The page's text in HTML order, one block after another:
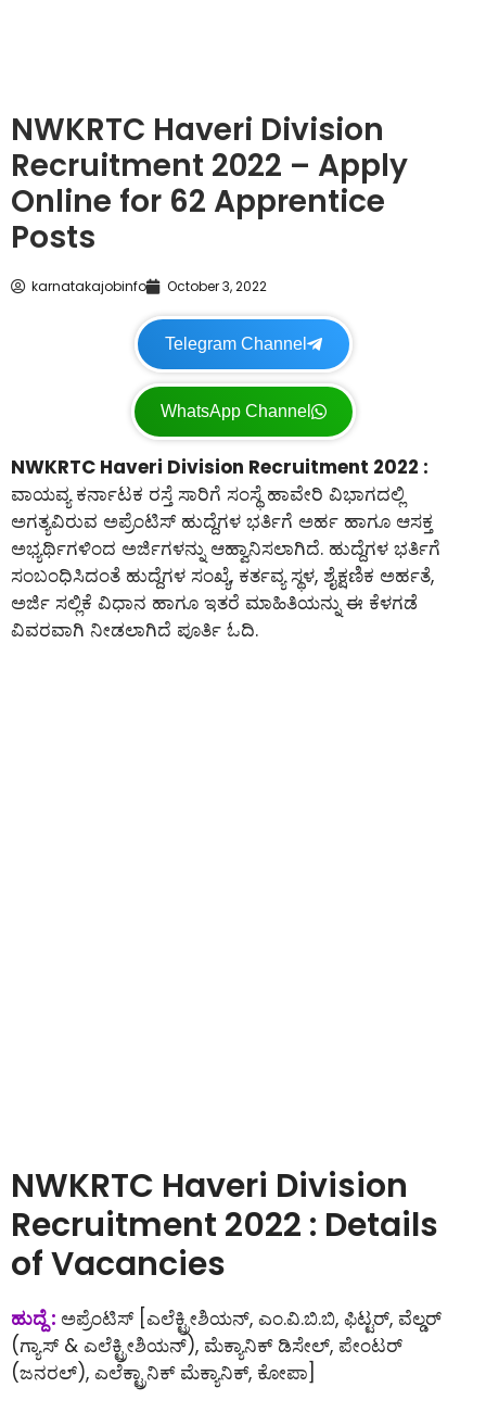
NWKRTC Haveri Division
Recruitment 2022 – Apply
Online for 62 Apprentice
Posts
karnatakajobinfo October 3, 2022
Telegram Channel
WhatsApp Channel
NWKRTC Haveri Division Recruitment 2022 :
ವಾಯವ್ಯ ಕರ್ನಾಟಕ ರಸ್ತೆ ಸಾರಿಗೆ ಸಂಸ್ಥೆ ಹಾವೇರಿ ವಿಭಾಗದಲ್ಲಿ
ಅಗತ್ಯವಿರುವ ಅಪ್ರೆಂಟಿಸ್ ಹುದ್ದೆಗಳ ಭರ್ತಿಗೆ ಅರ್ಹ ಹಾಗೂ ಆಸಕ್ತ
ಅಭ್ಯರ್ಥಿಗಳಿಂದ ಅರ್ಜಿಗಳನ್ನು ಆಹ್ವಾನಿಸಲಾಗಿದೆ. ಹುದ್ದೆಗಳ ಭರ್ತಿಗೆ
ಸಂಬಂಧಿಸಿದಂತೆ ಹುದ್ದೆಗಳ ಸಂಖ್ಯೆ, ಕರ್ತವ್ಯ ಸ್ಥಳ, ಶೈಕ್ಷಣಿಕ ಅರ್ಹತೆ,
ಅರ್ಜಿ ಸಲ್ಲಿಕೆ ವಿಧಾನ ಹಾಗೂ ಇತರೆ ಮಾಹಿತಿಯನ್ನು ಈ ಕೆಳಗಡೆ
ವಿವರವಾಗಿ ನೀಡಲಾಗಿದೆ ಪೂರ್ತಿ ಓದಿ.
NWKRTC Haveri Division
Recruitment 2022 : Details
of Vacancies
ಹುದ್ದೆ : ಅಪ್ರೆಂಟಿಸ್ [ಎಲೆಕ್ಟ್ರೀಶಿಯನ್, ಎಂ.ವಿ.ಬಿ.ಬಿ, ಫಿಟ್ಟರ್, ವೆಲ್ಡರ್
(ಗ್ಯಾಸ್ & ಎಲೆಕ್ಟ್ರೀಶಿಯನ್), ಮೆಕ್ಯಾನಿಕ್ ಡಿಸೇಲ್, ಪೇಂಟರ್
(ಜನರಲ್), ಎಲೆಕ್ಟ್ರಾನಿಕ್ ಮೆಕ್ಯಾನಿಕ್, ಕೋಪಾ]